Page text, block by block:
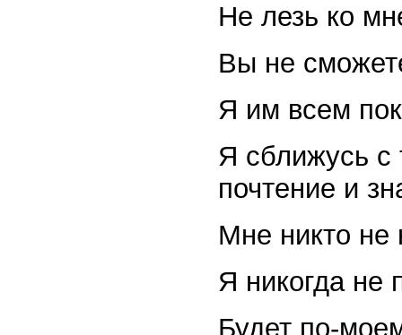
Не лезь ко
Вы не
Я им всем
Я сближусь с
почтение и
Мне никто не
Я никогда не
Будет по-